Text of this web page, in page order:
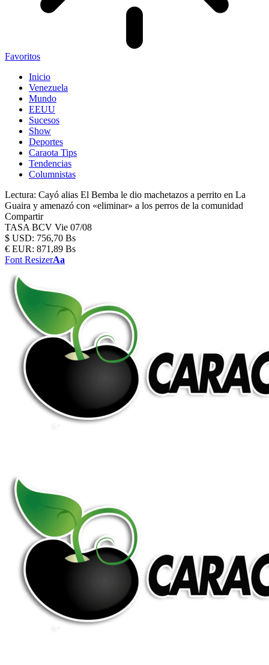
Favoritos
Inicio
Venezuela
Mundo
EEUU
Sucesos
Show
Deportes
Caraota Tips
Tendencias
Columnistas
Lectura: Cayó alias El Bemba le dio machetazos a perrito en La
Guaira y amenazó con «eliminar» a los perros de la comunidad
Compartir
TASA BCV Vie 07/08
$ USD: 756,70 Bs
€ EUR: 871,89 Bs
Font ResizerAa